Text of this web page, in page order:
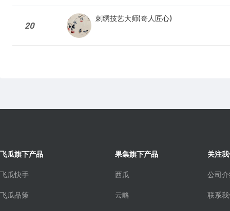
20
刺绣技艺大师(奇人匠心)
飞瓜旗下产品
飞瓜快手
飞瓜品策
果集旗下产品
西瓜
云略
关注
公司
联系